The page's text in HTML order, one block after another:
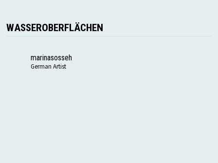
WASSEROBERFLÄCHEN
marinasosseh
German Artist